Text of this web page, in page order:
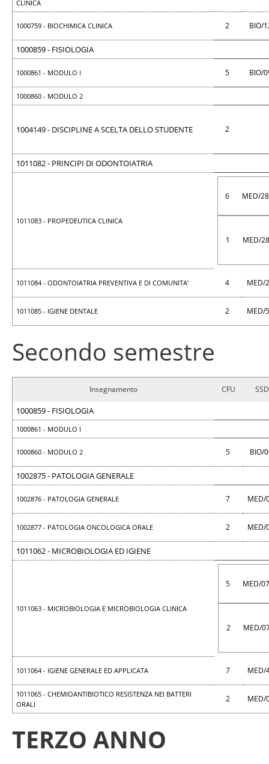
CLINICA
1000759 - BIOCHIMICA CLINICA 2 BIO/
1000859 - FISIOLOGIA
1000861 - MODULO I 5 BIO/
1000860 - MODULO 2
1004149 - DISCIPLINE A SCELTA DELLO STUDENTE 2
1011082 - PRINCIPI DI ODONTOIATRIA
1011083 - PROPEDEUTICA CLINICA
6 MED/
1 MED/
1011084 - ODONTOIATRIA PREVENTIVA E DI COMUNITA' 4 MED/
1011085 - IGIENE DENTALE 2 MED/
Secondo semestre
Insegnamento CFU SSD
1000859 - FISIOLOGIA
1000861 - MODULO I
1000860 - MODULO 2 5 BIO/
1002875 - PATOLOGIA GENERALE
1002876 - PATOLOGIA GENERALE 7
1002877 - PATOLOGIA ONCOLOGICA ORALE 2
1011062 - MICROBIOLOGIA ED IGIENE
1011063 - MICROBIOLOGIA E MICROBIOLOGIA CLINICA
5 MED/
2 MED/
1011064 - IGIENE GENERALE ED APPLICATA 7
1011065 - CHEMIOANTIBIOTICO RESISTENZA NEI BATTERI
ORALI
2
TERZO ANNO